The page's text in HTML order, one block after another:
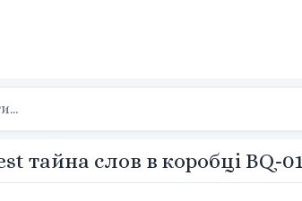
тайна слов в коробці BQ-